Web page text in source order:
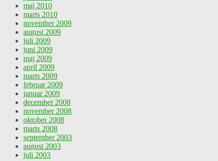
maj 2010
marts 2010
november 2009
august 2009
juli 2009
juni 2009
maj 2009
april 2009
marts 2009
februar 2009
januar 2009
december 2008
november 2008
oktober 2008
marts 2008
september 2003
august 2003
juli 2003